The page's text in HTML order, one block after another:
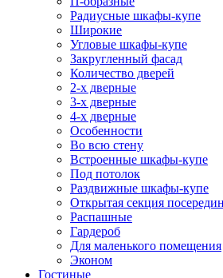
Радиусные шкафы-купе
Широкие
Угловые шкафы-купе
Закругленный фасад
Количество дверей
2-х дверные
3-х дверные
4-х дверные
Особенности
Во всю стену
Встроенные шкафы-купе
Под потолок
Раздвижные шкафы-купе
Открытая секция
Распашные
Гардероб
Для маленького помещения
Эконом
Гостиные